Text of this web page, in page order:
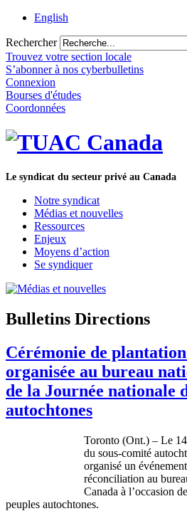
English
Rechercher
Trouvez votre section locale
S’abonner à nos cyberbulletins
Connexion
Bourses d'études
Coordonnées
Le syndicat du secteur privé au Canada
Notre syndicat
Médias et nouvelles
Ressources
Enjeux
Moyens d’action
Se syndiquer
Bulletins Directions
Cérémonie de
organisée au bureau
de la Journée nationale
autochtones
Toronto (Ont.) – Le
du sous-comité
organisé un
réconciliation au
Canada à l’occasion
peuples autochtones.